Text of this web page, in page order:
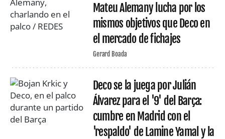
Mateu Alemany lucha por los
mismos objetivos que Deco en
el mercado de fichajes
Gerard Boada
Deco se la juega por Julián
Álvarez para el '9' del Barça:
cumbre en Madrid con el
'respaldo' de Lamine Yamal y la